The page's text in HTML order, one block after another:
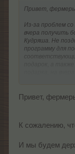
Привет,
Из-за проблем со
вчера получить
Кудряша. Не
программу для
ежедневный
времени
Привет,
К сожалению,
И мы будем